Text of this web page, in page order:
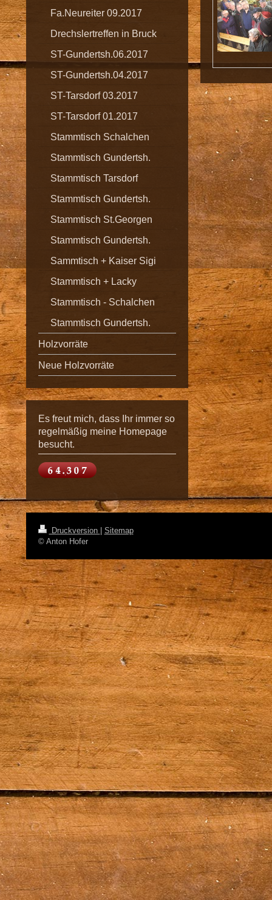
Fa.Neureiter 09.2017
Drechslertreffen in Bruck
ST-Gundertsh.06.2017
ST-Gundertsh.04.2017
ST-Tarsdorf 03.2017
ST-Tarsdorf 01.2017
Stammtisch Schalchen
Stammtisch Gundertsh.
Stammtisch Tarsdorf
Stammtisch Gundertsh.
Stammtisch St.Georgen
Stammtisch Gundertsh.
Sammtisch + Kaiser Sigi
Stammtisch + Lacky
Stammtisch - Schalchen
Stammtisch Gundertsh.
Holzvorräte
Neue Holzvorräte
Es freut mich, dass Ihr immer so
regelmäßig meine Homepage
besucht.
Druckversion
Sitemap
© Anton Hofer